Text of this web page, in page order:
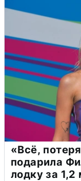
«Всё,
подарила
лодку за 1,2